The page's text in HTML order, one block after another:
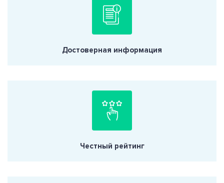
Достоверная информация
Честный рейтинг